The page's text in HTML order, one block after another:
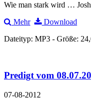
Wie man stark wird …
Mehr
Download
Dateityp: MP3 - Größe:
Predigt vom
07-08-2012